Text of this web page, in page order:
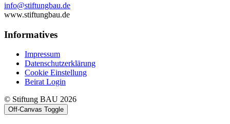
info@stiftungbau.de
www.stiftungbau.de
Informatives
Impressum
Datenschutzerklärung
Cookie Einstellung
Beirat Login
© Stiftung BAU 2026
Off-Canvas Toggle